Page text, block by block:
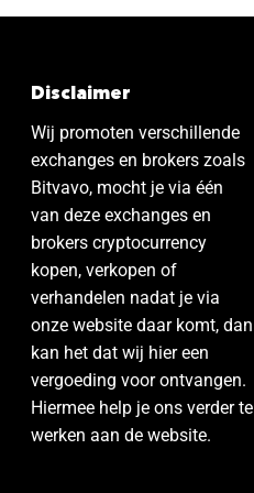
Disclaimer
Wij promoten verschillende
exchanges en brokers zoals
Bitvavo, mocht je via één
van deze exchanges en
brokers cryptocurrency
kopen, verkopen of
verhandelen nadat je via
onze website daar komt, dan
kan het dat wij hier een
vergoeding voor ontvangen.
Hiermee help je ons verder te
werken aan de website.